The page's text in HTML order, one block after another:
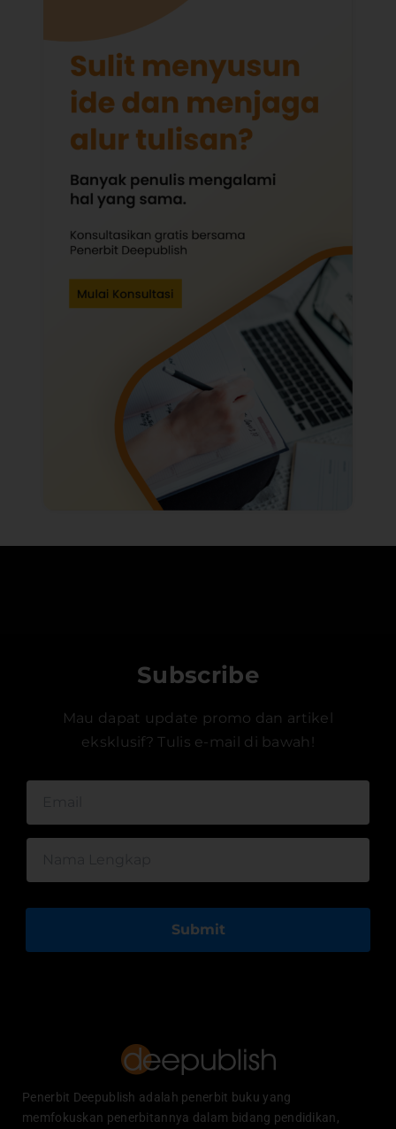
Subscribe
Mau dapat update promo dan artikel
eksklusif? Tulis e-mail di bawah!
Submit
Penerbit Deepublish adalah penerbit buku yang
memfokuskan penerbitannya dalam bidang pendidikan,